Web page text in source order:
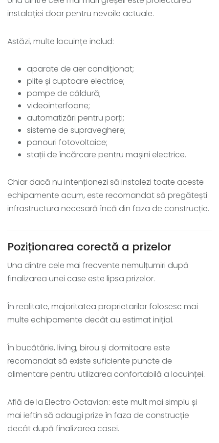
instalației doar pentru nevoile actuale.
Astăzi, multe locuințe includ:
aparate de aer condiționat;
plite și cuptoare electrice;
pompe de căldură;
videointerfoane;
automatizări pentru porți;
sisteme de supraveghere;
panouri fotovoltaice;
stații de încărcare pentru mașini electrice.
Chiar dacă nu intenționezi să instalezi toate aceste
echipamente acum, este recomandat să pregătești
infrastructura necesară încă din faza de construcție.
Poziționarea corectă a prizelor
Una dintre cele mai frecvente nemulțumiri după
finalizarea unei case este lipsa prizelor.
În realitate, majoritatea proprietarilor folosesc mai
multe echipamente decât au estimat inițial.
În bucătărie, living, birou și dormitoare este
recomandat să existe suficiente puncte de
alimentare pentru utilizarea confortabilă a locuinței.
Află de la Electro Octavian: este mult mai simplu și
mai ieftin să adaugi prize în faza de construcție
decât după finalizarea casei.